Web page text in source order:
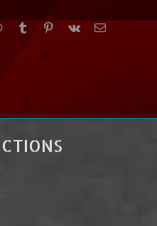
WhatsApp
TumblrPinterest
Vk Email